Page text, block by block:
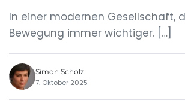
In einer modernen Gesellschaft,
Bewegung immer wichtiger. […]
Simon Scholz
7. Oktober 2025